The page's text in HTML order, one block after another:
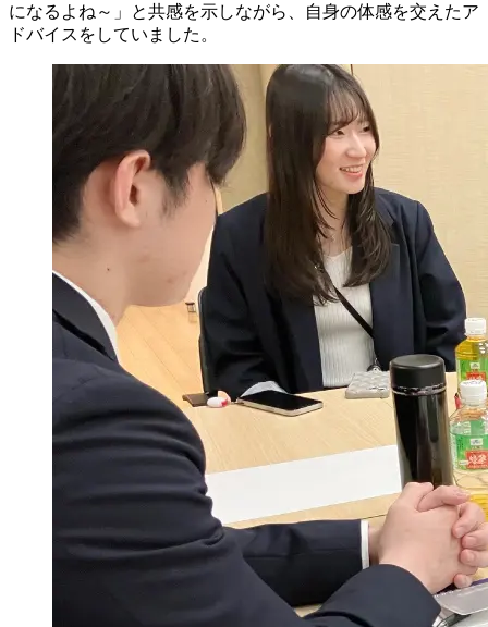
になるよね～」と共感を示しながら、自身の体感を交えたア
ドバイスをしていました。